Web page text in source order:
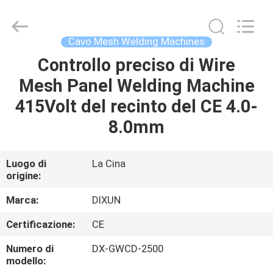
CASA
PRODOTTI
DI
VR
CIRCA
NOI
Mesh
Products
Cavo Mesh Welding Machines
Controllo preciso di Wire
Mesh Panel Welding Machine
415Volt del recinto del CE 4.0-
8.0mm
Luogo di
origine:
La Cina
Marca:
DIXUN
Certificazione:
CE
Numero di
modello:
DX-GWCD-2500